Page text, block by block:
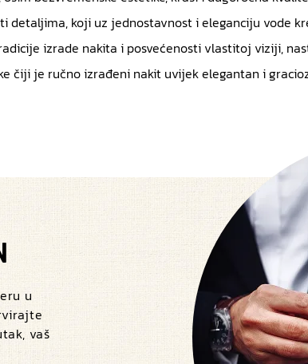
detaljima, koji uz jednostavnost i eleganciju vode
izrade nakita i posvećenosti vlastitoj viziji,
čiji je ručno izrađeni nakit uvijek elegantan i
u
vaš